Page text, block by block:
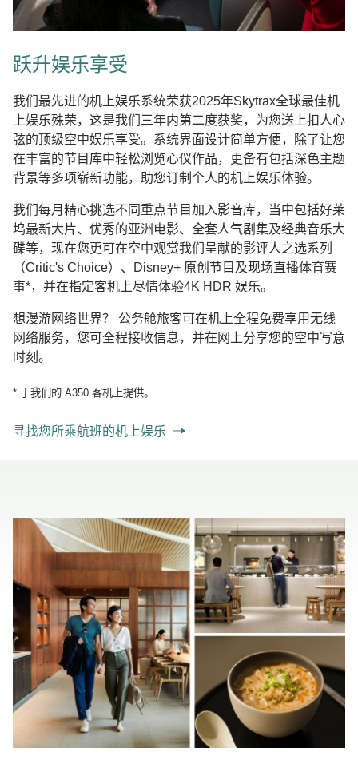
跃升娱乐享受
我们最先进的机上娱乐系统荣获2025年Skytrax全球最佳机
上娱乐殊荣，这是我们三年内第二度获奖，为您送上扣人心
弦的顶级空中娱乐享受。系统界面设计简单方便，除了让您
在丰富的节目库中轻松浏览心仪作品，更备有包括深色主题
背景等多项崭新功能，助您订制个人的机上娱乐体验。
我们每月精心挑选不同重点节目加入影音库，当中包括好莱
坞最新大片、优秀的亚洲电影、全套人气剧集及经典音乐大
碟等，现在您更可在空中观赏我们呈献的影评人之选系列
（Critic's Choice）、Disney+ 原创节目及现场直播体育赛
事*，并在指定客机上尽情体验4K HDR 娱乐。
想漫游网络世界？ 公务舱旅客可在机上全程免费享用无线
网络服务，您可全程接收信息，并在网上分享您的空中写意
时刻。
* 于我们的 A350 客机上提供。
寻找您所乘航班的机上娱乐